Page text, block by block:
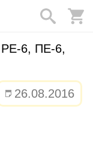
РЕ-6, ПЕ-6,
26.08.2016